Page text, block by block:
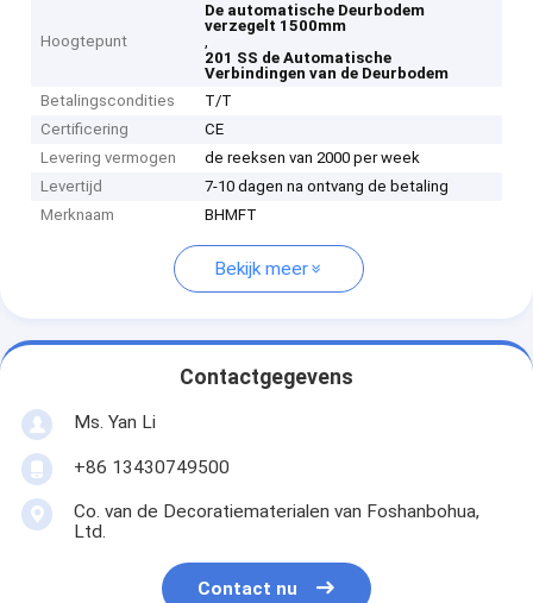
Hoogtepunt
De automatische Deurbodem
verzegelt 1500mm
,
201 SS de Automatische
Verbindingen van de Deurbodem
Betalingscondities
T/T
Certificering
CE
Levering vermogen
de reeksen van 2000 per week
Levertijd
7-10 dagen na ontvang de betaling
Merknaam
BHMFT
Bekijk meer
Contactgegevens
Ms. Yan Li
+86 13430749500
Co. van de Decoratiematerialen van Foshanbohua,
Ltd.
Contact nu